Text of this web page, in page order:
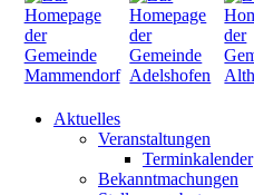
Aktuelles
Veranstaltungen
Terminkalender
Bekanntmachungen